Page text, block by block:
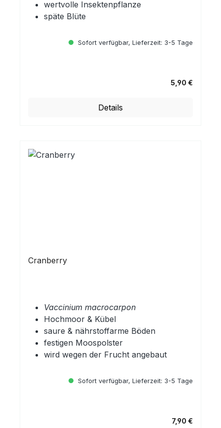
wertvolle Insektenpflanze
späte Blüte
Sofort verfügbar, Lieferzeit: 3-5 Tage
5,90 €
Details
Cranberry
Vaccinium macrocarpon
Hochmoor & Kübel
saure & nährstoffarme Böden
festigen Moospolster
wird wegen der Frucht angebaut
Sofort verfügbar, Lieferzeit: 3-5 Tage
7,90 €